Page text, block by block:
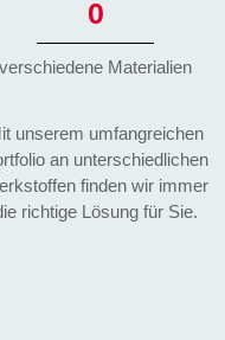
0
verschiedene Materialien
unserem umfangreichen
an unterschiedlichen
finden wir immer
richtige Lösung für Sie.